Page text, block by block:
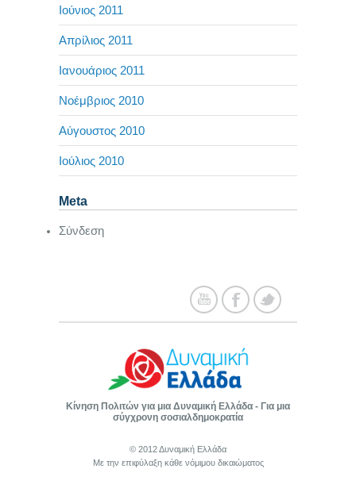
Ιούνιος 2011
Απρίλιος 2011
Ιανουάριος 2011
Νοέμβριος 2010
Αύγουστος 2010
Ιούλιος 2010
Meta
Σύνδεση
Κίνηση Πολιτών για μια Δυναμική Ελλάδα - Για μια
σύγχρονη σοσιαλδημοκρατία
© 2012 Δυναμική Ελλάδα
Με την επιφύλαξη κάθε νόμιμου δικαιώματος